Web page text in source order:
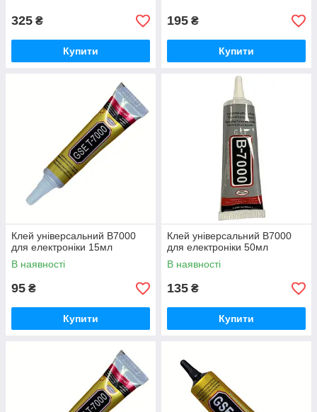
325 ₴
Купити
195 ₴
Купити
Клей універсальний B7000
для електроніки 15мл
В наявності
95 ₴
Купити
Клей універсальний B7000
для електроніки 50мл
В наявності
135 ₴
Купити